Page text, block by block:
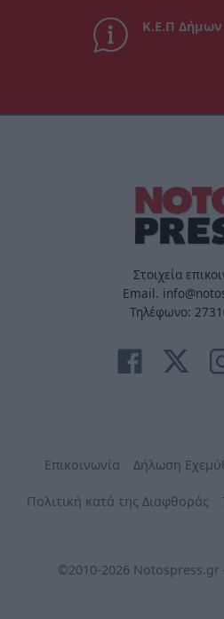
Κ.Ε.Π Δήμων
Στοιχεία
Email.
Τηλέφωνο:
Επικοινωνία Δήλωση
Πολιτική κατά της Διαφθοράς
©2010-2026